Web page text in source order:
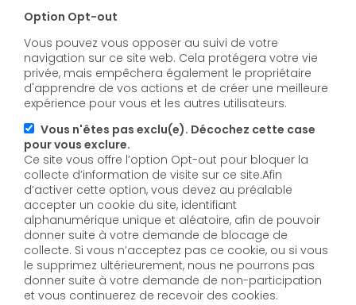
Option Opt-out
Vous pouvez vous opposer au suivi de votre
navigation sur ce site web. Cela protégera votre vie
privée, mais empêchera également le propriétaire
d'apprendre de vos actions et de créer une meilleure
expérience pour vous et les autres utilisateurs.
Vous n'êtes pas exclu(e). Décochez cette case
pour vous exclure.
Ce site vous offre l’option Opt-out pour bloquer la
collecte d’information de visite sur ce site.Afin
d’activer cette option, vous devez au préalable
accepter un cookie du site, identifiant
alphanumérique unique et aléatoire, afin de pouvoir
donner suite à votre demande de blocage de
collecte. Si vous n’acceptez pas ce cookie, ou si vous
le supprimez ultérieurement, nous ne pourrons pas
donner suite à votre demande de non-participation
et vous continuerez de recevoir des cookies.